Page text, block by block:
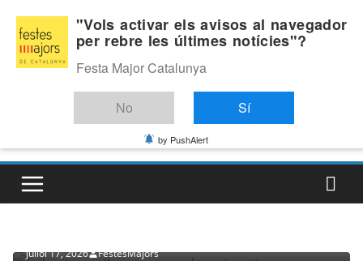
content
Diumenge, agost 9, 2026
Última:
juliol 17, 2026 FestesMajors
"Vols activar els avisos al navegador
per rebre les últimes notícies"?
Festa Major Catalunya
No Sí
by PushAlert